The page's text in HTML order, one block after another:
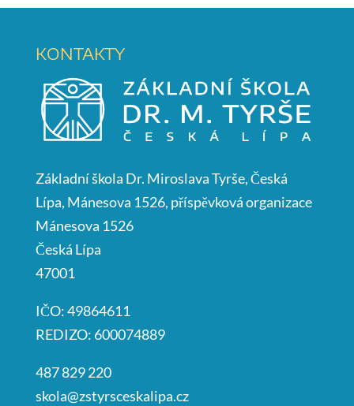
KONTAKTY
Základní škola Dr. Miroslava Tyrše, Česká
Lípa, Mánesova 1526, příspěvková organizace
Mánesova 1526
Česká Lípa
47001
IČO: 49864611
REDIZO: 600074889
487 829 220
skola@zstyrsceskalipa.cz